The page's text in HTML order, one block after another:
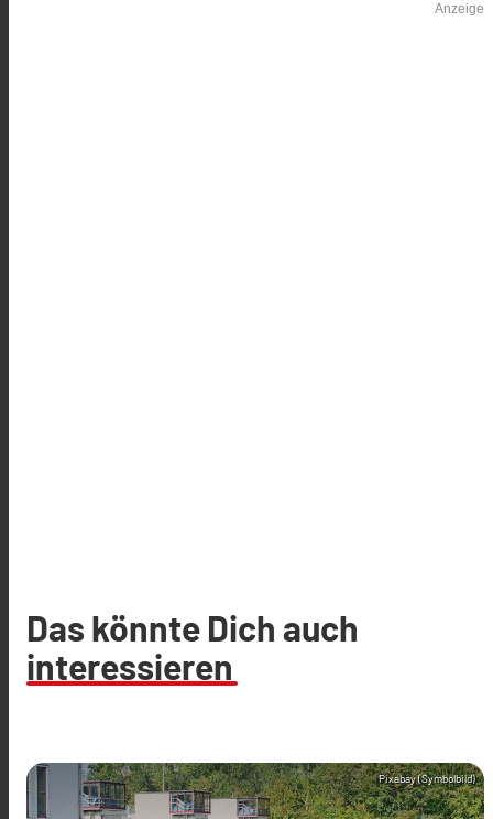
Anzeige
Das könnte Dich auch
interessieren
Pixabay (Symbolbild)